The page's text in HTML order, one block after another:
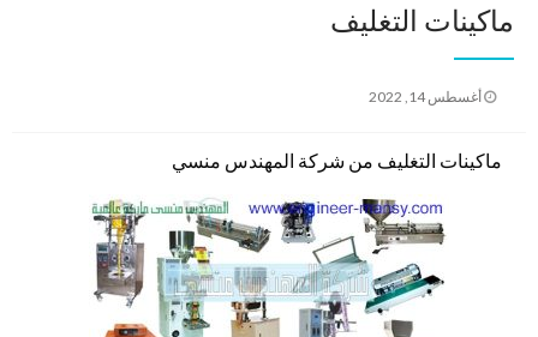
ماكينات التغليف
نُشر
أغسطس 14, 2022
ماكينات التغليف من شركة المهندس منسي